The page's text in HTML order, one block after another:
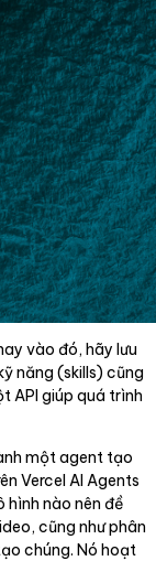
vào đó, hãy lưu
năng (skills) cũng
API giúp quá trình
một agent tạo
Vercel AI Agents
hình nào nên đề
cũng như phân
chúng. Nó hoạt